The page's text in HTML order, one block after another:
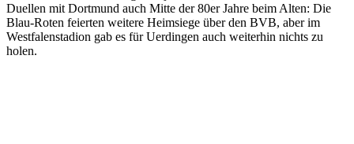
Duellen mit Dortmund auch Mitte der 80er Jahre beim Alten: Die
Blau-Roten feierten weitere Heimsiege über den BVB, aber im
Westfalenstadion gab es für Uerdingen auch weiterhin nichts zu
holen.